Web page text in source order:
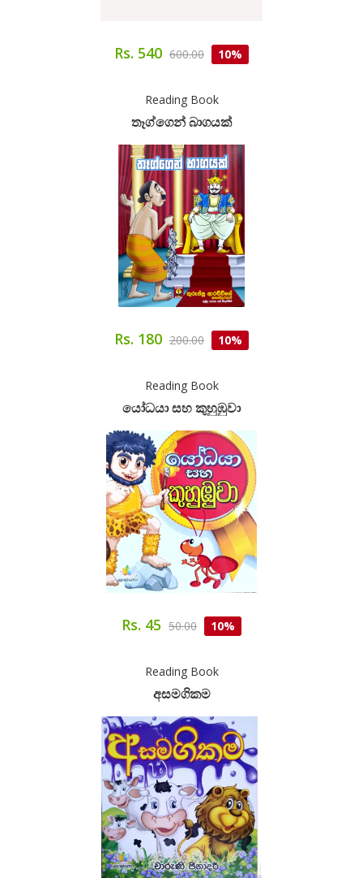
Rs. 540 600.00 10%
Reading Book
තෑග්ගෙන් බාගයක්
Rs. 180 200.00 10%
Reading Book
යෝධයා සහ කුහුඹුවා
Rs. 45 50.00 10%
Reading Book
අසමගිකම